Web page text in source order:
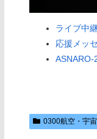
ライブ中
応援メッ
ASNARO-
0300航空・宇